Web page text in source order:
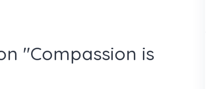
"Compassion is